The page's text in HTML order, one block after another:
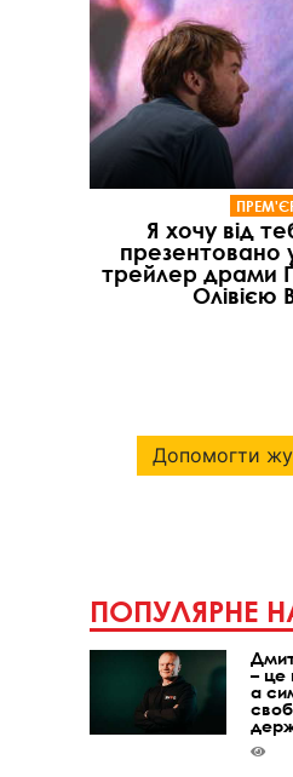
Я хочу від
презентовано
трейлер драми
Олівією
Допомогти
ПОПУЛЯРНЕ
– це
а